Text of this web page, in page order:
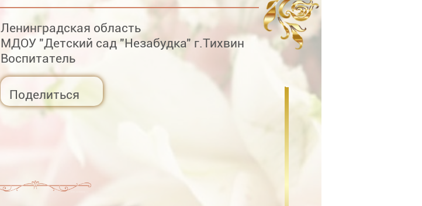
Ленинградская область
МДОУ "Детский сад "Незабудка" г.Тихвин
Воспитатель
Поделиться